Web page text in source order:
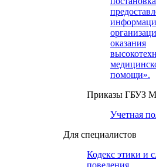
оказания
помощи».
Приказы ГБУЗ
Учетная
Для специалистов
Кодекс этики и
поведения